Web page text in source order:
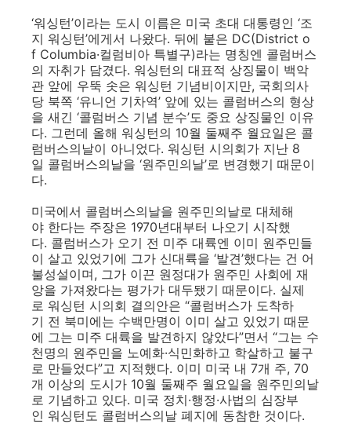
‘워싱턴’이라는 도시 이름은 미국 초대 대통령인 ‘조
지 워싱턴’에게서 나왔다. 뒤에 붙은 DC(District o
f Columbia·컬럼비아 특별구)라는 명칭엔 콜럼버스
의 자취가 담겼다. 워싱턴의 대표적 상징물이 백악
관 앞에 우뚝 솟은 워싱턴 기념비이지만, 국회의사
당 북쪽 ‘유니언 기차역’ 앞에 있는 콜럼버스의 형상
을 새긴 ‘콜럼버스 기념 분수’도 중요 상징물인 이유
다. 그런데 올해 워싱턴의 10월 둘째주 월요일은 콜
럼버스의날이 아니었다. 워싱턴 시의회가 지난 8
일 콜럼버스의날을 ‘원주민의날’로 변경했기 때문이
다.
미국에서 콜럼버스의날을 원주민의날로 대체해
야 한다는 주장은 1970년대부터 나오기 시작했
다. 콜럼버스가 오기 전 미주 대륙엔 이미 원주민들
이 살고 있었기에 그가 신대륙을 ‘발견’했다는 건 어
불성설이며, 그가 이끈 원정대가 원주민 사회에 재
앙을 가져왔다는 평가가 대두됐기 때문이다. 실제
로 워싱턴 시의회 결의안은 “콜럼버스가 도착하
기 전 북미에는 수백만명이 이미 살고 있었기 때문
에 그는 미주 대륙을 발견하지 않았다”면서 “그는 수
천명의 원주민을 노예화·식민화하고 학살하고 불구
로 만들었다”고 지적했다. 이미 미국 내 7개 주, 70
개 이상의 도시가 10월 둘째주 월요일을 원주민의날
로 기념하고 있다. 미국 정치·행정·사법의 심장부
인 워싱턴도 콜럼버스의날 폐지에 동참한 것이다.